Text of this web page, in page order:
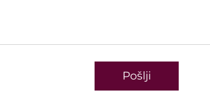
Pošlji